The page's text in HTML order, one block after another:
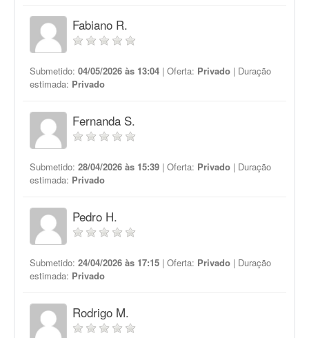
Fabiano R.
Submetido: 04/05/2026 às 13:04 | Oferta: Privado | Duração
estimada: Privado
Fernanda S.
Submetido: 28/04/2026 às 15:39 | Oferta: Privado | Duração
estimada: Privado
Pedro H.
Submetido: 24/04/2026 às 17:15 | Oferta: Privado | Duração
estimada: Privado
Rodrigo M.